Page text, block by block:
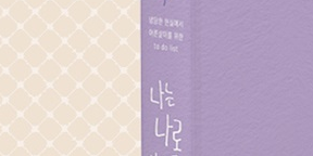
누군가와 함께할 것
더 나은 세상을 위한 to do list
미없는 이야기를 할 것
비난하지 말 것